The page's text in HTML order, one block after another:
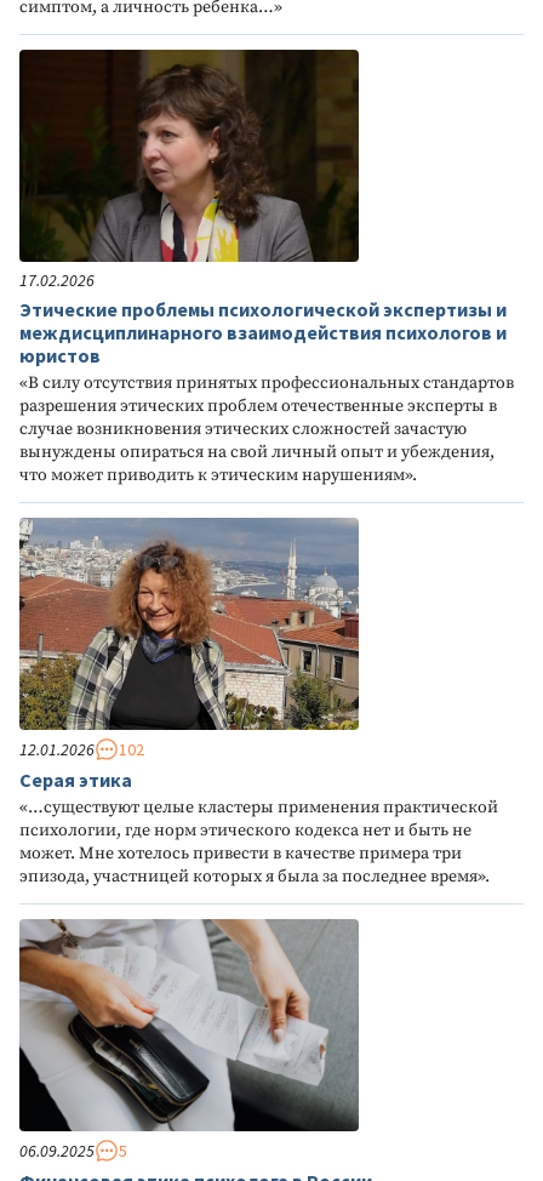
симптом, а личность ребенка…»
17.02.2026
Этические проблемы психологической экспертизы и
междисциплинарного взаимодействия психологов и
юристов
«В силу отсутствия принятых профессиональных стандартов
разрешения этических проблем отечественные эксперты в
случае возникновения этических сложностей зачастую
вынуждены опираться на свой личный опыт и убеждения,
что может приводить к этическим нарушениям».
12.01.2026 102
Серая этика
«…существуют целые кластеры применения практической
психологии, где норм этического кодекса нет и быть не
может. Мне хотелось привести в качестве примера три
эпизода, участницей которых я была за последнее время».
06.09.2025 5